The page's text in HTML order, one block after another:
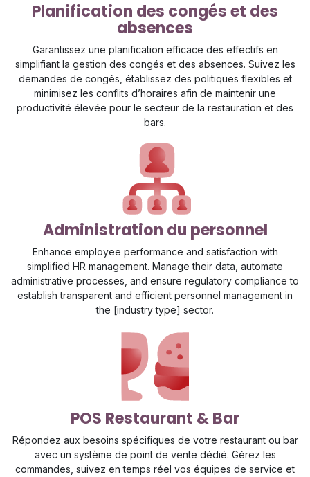
Planification des congés et des
absences
Garantissez une planification efficace des effectifs en
simplifiant la gestion des congés et des absences. Suivez les
demandes de congés, établissez des politiques flexibles et
minimisez les conflits d’horaires afin de maintenir une
productivité élevée pour le secteur de la restauration et des
bars.
Administration du personnel
Enhance employee performance and satisfaction with
simplified HR management. Manage their data, automate
administrative processes, and ensure regulatory compliance to
establish transparent and efficient personnel management in
the [industry type] sector.
POS Restaurant & Bar
Répondez aux besoins spécifiques de votre restaurant ou bar
avec un système de point de vente dédié. Gérez les
commandes, suivez en temps réel vos équipes de service et